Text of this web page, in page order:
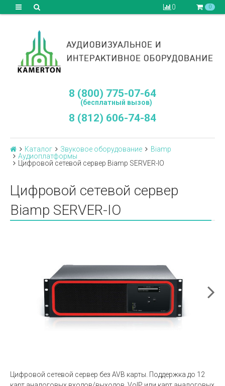
0 0
8 (800) 775-07-64
(бесплатный вызов)
8 (812) 606-74-84
Каталог Звуковое оборудование
Biamp
Аудиоплатформы
Цифровой сетевой сервер Biamp SERVER-IO
Цифровой сетевой сервер
Biamp SERVER-IO
Цифровой сетевой сервер без AVB карты. Поддержка до 12